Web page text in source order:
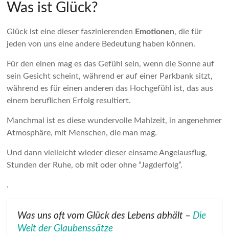
Was ist Glück?
Glück ist eine dieser faszinierenden Emotionen, die für
jeden von uns eine andere Bedeutung haben können.
Für den einen mag es das Gefühl sein, wenn die Sonne auf
sein Gesicht scheint, während er auf einer Parkbank sitzt,
während es für einen anderen das Hochgefühl ist, das aus
einem beruflichen Erfolg resultiert.
Manchmal ist es diese wundervolle Mahlzeit, in angenehmer
Atmosphäre, mit Menschen, die man mag.
Und dann vielleicht wieder dieser einsame Angelausflug,
Stunden der Ruhe, ob mit oder ohne “Jagderfolg”.
.
Was uns oft vom Glück des Lebens abhält – Die
Welt der Glaubenssätze